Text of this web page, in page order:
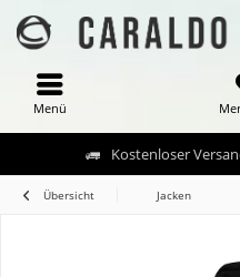
Kostenloser
Menü
Übersicht Jacken